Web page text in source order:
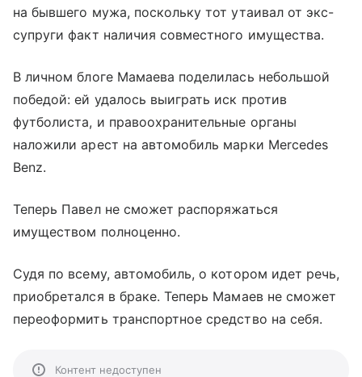
на бывшего мужа, поскольку тот утаивал от экс-
супруги факт наличия совместного имущества.
В личном блоге Мамаева поделилась небольшой
победой: ей удалось выиграть иск против
футболиста, и правоохранительные органы
наложили арест на автомобиль марки Mercedes
Benz.
Теперь Павел не сможет распоряжаться
имуществом полноценно.
Судя по всему, автомобиль, о котором идет речь,
приобретался в браке. Теперь Мамаев не сможет
переоформить транспортное средство на себя.
Контент недоступен